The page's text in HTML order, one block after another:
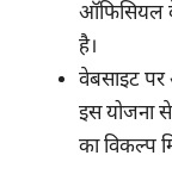
ऑफिसियल
है।
वेबसाइट
इस योजना
का विकल्प